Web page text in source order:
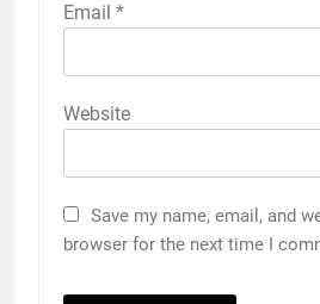
Email *
Website
Save my name, email, and
browser for the next time I